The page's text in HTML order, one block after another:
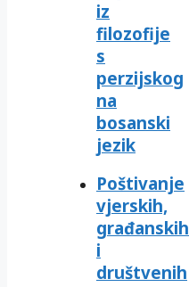
iz
filozofije
s
perzijskog
na
bosanski
jezik
Poštivanje
vjerskih,
građanskih
i
društvenih